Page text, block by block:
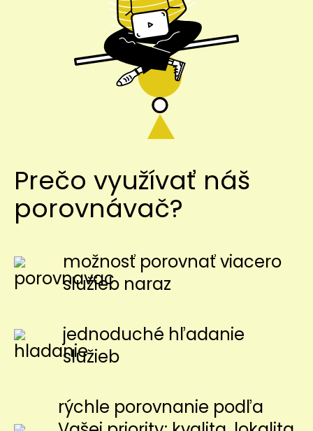
Prečo využívať náš
porovnávač?
možnosť porovnať viacero
služieb naraz
jednoduché hľadanie
služieb
rýchle porovnanie podľa